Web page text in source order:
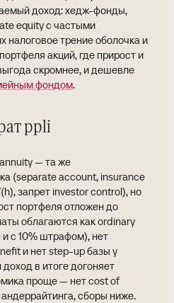
доход: хедж-фонды,
equity с частыми
налоговое трение оболочка и
акций, где прирост и
скромнее, и дешевле
фондом.
ppli
— та же
(separate account, insurance
запрет investor control), но
портфеля отложен до
облагаются как ordinary
с 10% штрафом), нет
и нет step-up базы у
в итоге догоняет
проще — нет cost of
сборы ниже.